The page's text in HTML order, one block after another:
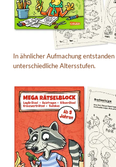
In ähnlicher Aufmachung
unterschiedliche Altersstufen.